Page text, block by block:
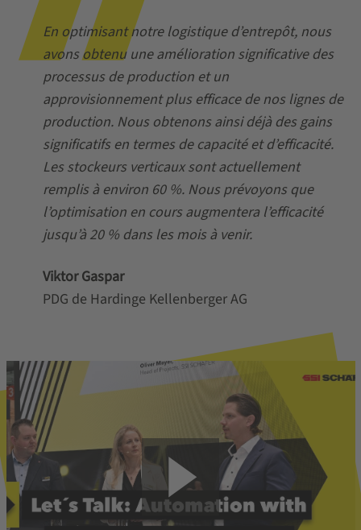
En optimisant notre logistique d’entrepôt, nous
avons obtenu une amélioration significative des
processus de production et un
approvisionnement plus efficace de nos lignes de
production. Nous obtenons ainsi déjà des gains
significatifs en termes de capacité et d’efficacité.
Les stockeurs verticaux sont actuellement
remplis à environ 60 %. Nous prévoyons que
l’optimisation en cours augmentera l’efficacité
jusqu’à 20 % dans les mois à venir.
Viktor Gaspar
PDG de Hardinge Kellenberger AG